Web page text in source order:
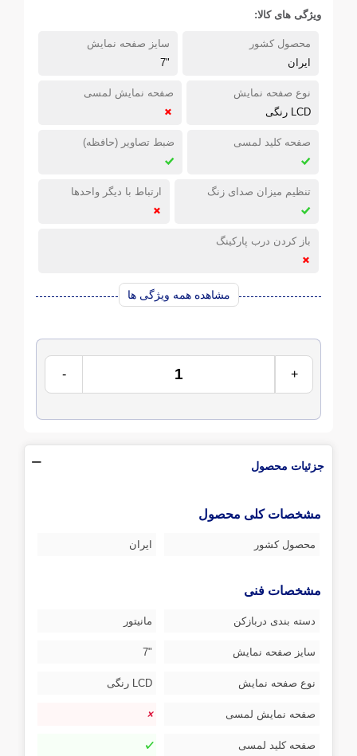
ویژگی های کالا:
محصول کشور
ایران
سایز صفحه نمایش
"7
نوع صفحه نمایش
LCD رنگی
صفحه نمایش لمسی
صفحه کلید لمسی ضبط تصاویر (حافظه)
تنظیم میزان صدای زنگ ارتباط با دیگر واحدها
باز کردن درب پارکینگ
مشاهده همه ویژگی ها
- +
جزئیات محصول
مشخصات کلی محصول
محصول کشور ایران
مشخصات فنی
دسته بندی دربازکن مانیتور
سایز صفحه نمایش "7
نوع صفحه نمایش LCD رنگی
صفحه نمایش لمسی
صفحه کلید لمسی